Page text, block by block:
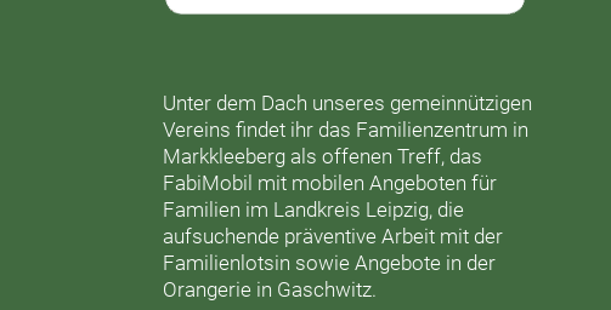
Unter dem Dach unseres gemeinnützigen
Vereins findet ihr das Familienzentrum in
Markkleeberg als offenen Treff, das
FabiMobil mit mobilen Angeboten für
Familien im Landkreis Leipzig, die
aufsuchende präventive Arbeit mit der
Familienlotsin sowie Angebote in der
Orangerie in Gaschwitz.